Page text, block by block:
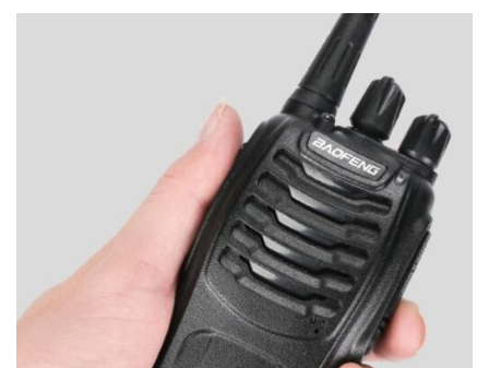
0,5-1km (tùy môi trường sử dụng)